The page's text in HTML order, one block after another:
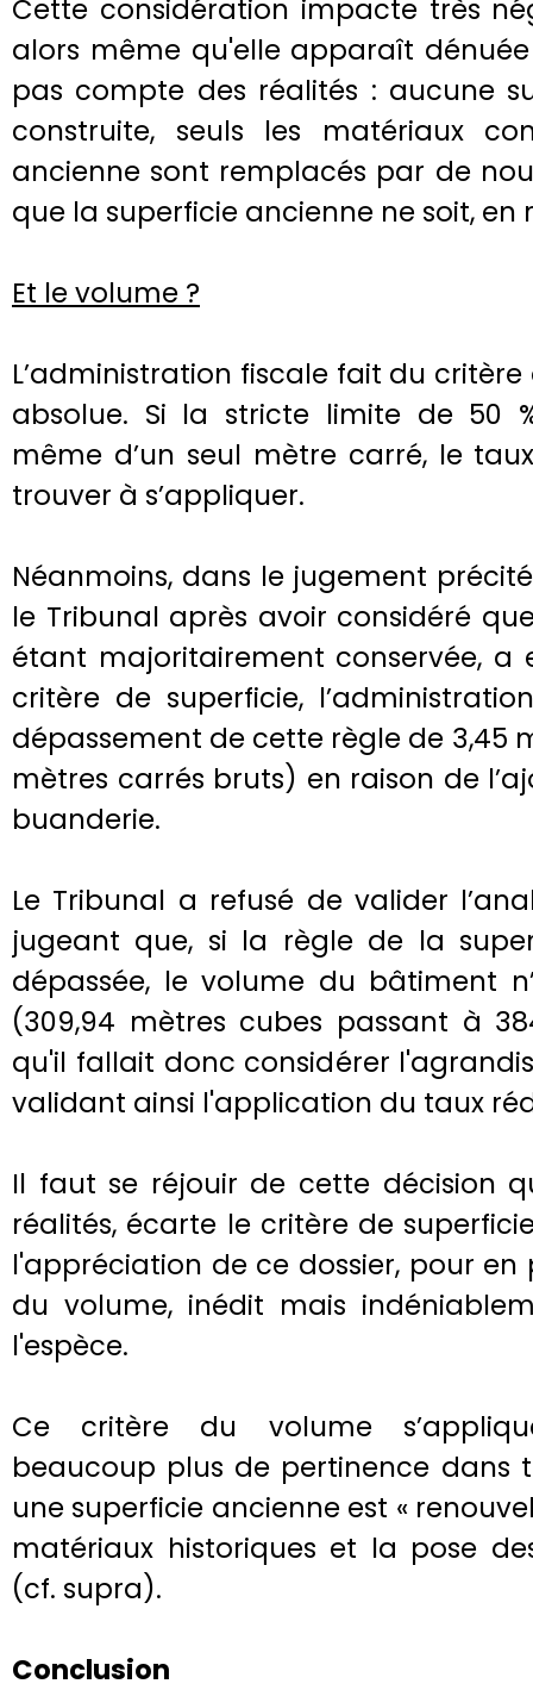
Cette considération impacte très
alors même qu'elle apparaît
pas compte des réalités : aucune
construite, seuls les matériaux
ancienne sont remplacés par de
que la superficie ancienne ne soit, en
Et le volume ?
L’administration fiscale fait du
absolue. Si la stricte limite de 50
même d’un seul mètre carré, le
trouver à s’appliquer.
Néanmoins, dans le jugement
le Tribunal après avoir considéré
étant majoritairement conservée, a
critère de superficie,
dépassement de cette règle de 3,45
mètres carrés bruts) en raison de
buanderie.
Le Tribunal a refusé de valider
jugeant que, si la règle de la
dépassée, le volume du bâtiment
(309,94 mètres cubes passant à
qu'il fallait donc considérer
validant ainsi l'application du taux
Il faut se réjouir de cette décision
réalités, écarte le critère de
l'appréciation de ce dossier, pour
du volume, inédit mais
l'espèce.
Ce critère du volume
beaucoup plus de pertinence dans
une superficie ancienne est «
matériaux historiques et la pose
(cf. supra).
Conclusion